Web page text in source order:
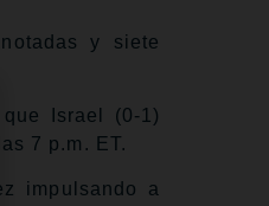
y siete
Israel (0-1)
7 p.m. ET.
impulsando a